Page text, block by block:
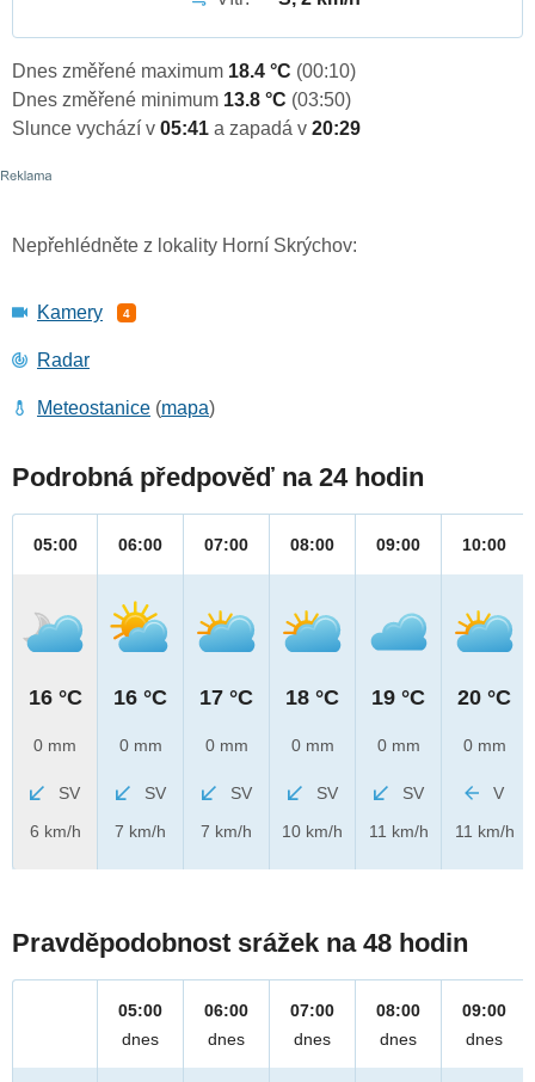
Dnes změřené maximum 18.4 °C (00:10)
Dnes změřené minimum 13.8 °C (03:50)
Slunce vychází v 05:41 a zapadá v 20:29
Nepřehlédněte z lokality Horní Skrýchov:
Kamery 4
Radar
Meteostanice (mapa)
Podrobná předpověď na 24 hodin
05:00
16 °C
0 mm
SV
6 km/h
06:00
16 °C
0 mm
SV
7 km/h
07:00
17 °C
0 mm
SV
7 km/h
08:00
18 °C
0 mm
SV
10 km/h
09:00
19 °C
0 mm
SV
11 km/h
10:00
20 °C
0 mm
V
11 km/h
Pravděpodobnost srážek na 48 hodin
05:00
dnes
06:00
dnes
07:00
dnes
08:00
dnes
09:00
dnes